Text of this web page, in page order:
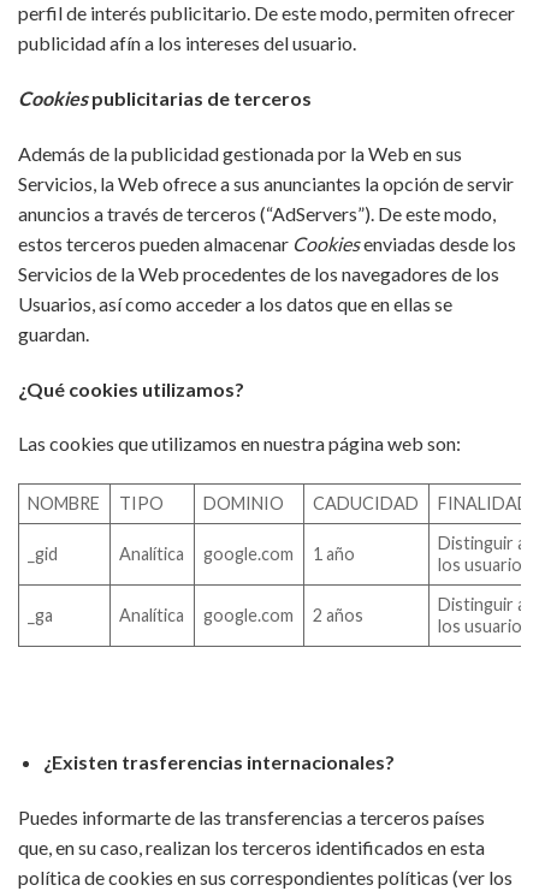
perfil de interés publicitario. De este modo, permiten ofrecer
publicidad afín a los intereses del usuario.
Cookiespublicitarias de terceros
Además de la publicidad gestionada por la Web en sus
Servicios, la Web ofrece a sus anunciantes la opción de servir
anuncios a través de terceros (“AdServers”). De este modo,
estos terceros pueden almacenar Cookiesenviadas desde los
Servicios de la Web procedentes de los navegadores de los
Usuarios, así como acceder a los datos que en ellas se
guardan.
¿Qué cookies utilizamos?
Las cookies que utilizamos en nuestra página web son:
NOMBRE TIPO DOMINIO CADUCIDAD FINALIDAD
_gid Analítica google.com 1 año
Distinguir a
los usuarios
_ga Analítica google.com 2 años
Distinguir a
los usuarios
¿Existen trasferencias internacionales?
Puedes informarte de las transferencias a terceros países
que, en su caso, realizan los terceros identificados en esta
política de cookies en sus correspondientes políticas (ver los